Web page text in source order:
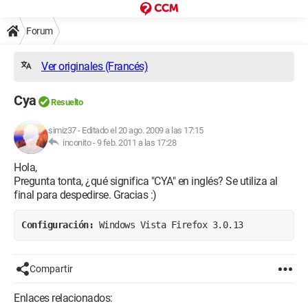
Forum
Ver originales (Francés)
Cya Resuelto
simiz37- Editado el 20 ago. 2009 a las 17:15
inconito -9 feb. 2011 a las 17:28
Hola,
Pregunta tonta, ¿qué significa "CYA" en inglés? Se utiliza al
final para despedirse. Gracias :)
Configuración: Windows Vista Firefox 3.0.13
Compartir
Enlaces relacionados: